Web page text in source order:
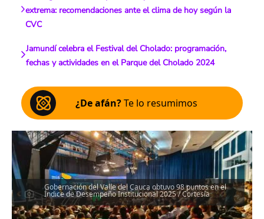
extrema: recomendaciones ante el clima de hoy según la
CVC
Jamundí celebra el Festival del Cholado: programación,
fechas y actividades en el Parque del Cholado 2024
¿De afán?Te lo resumimos
Gobernación del Valle del Cauca obtuvo 98 puntos en el
Índice de Desempeño Institucional 2025 / Cortesía